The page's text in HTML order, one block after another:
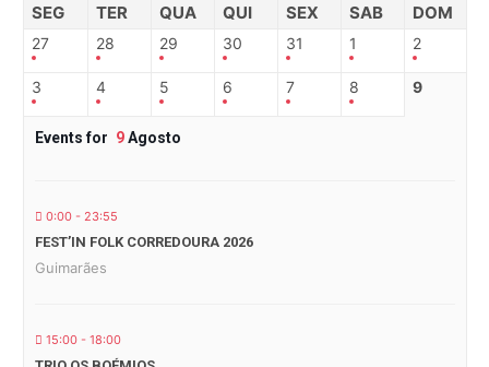
SEG TER QUA QUI SEX SAB DOM
27 28 29 30 31 1 2
3 4 5 6 7 8 9
Events for 9Agosto
0:00 - 23:55
FEST’IN FOLK CORREDOURA 2026
Guimarães
15:00 - 18:00